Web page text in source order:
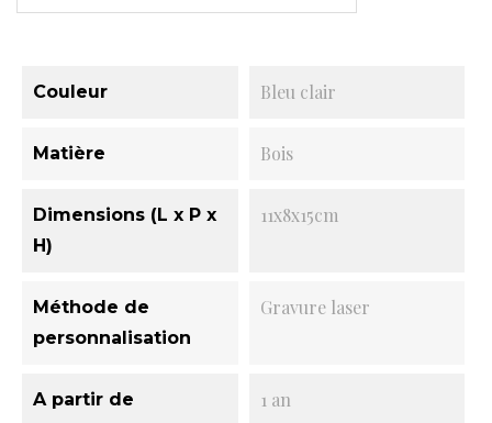
Couleur Bleu clair
Matière Bois
Dimensions (L x P x
H)
11x8x15cm
Méthode de
personnalisation
Gravure laser
A partir de 1 an